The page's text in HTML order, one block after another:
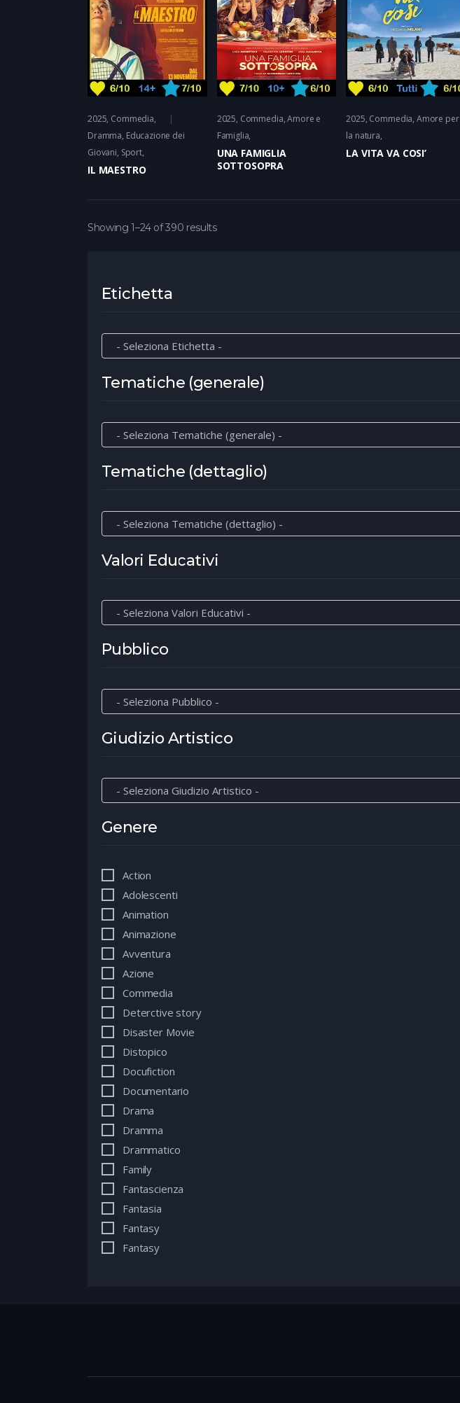
2025 Commedia,
Dramma Educazione dei
Giovani, Sport
IL MAESTRO
2025 Commedia Amore e
Famiglia
UNA FAMIGLIA
SOTTOSOPRA
2025 Commedia Amore per
la natura
LA VITA VA COSI’
Showing 1–24 of 390 results
Etichetta
Tematiche (generale)
Tematiche (dettaglio)
Valori Educativi
Pubblico
Giudizio Artistico
Genere
Action
Adolescenti
Animation
Animazione
Avventura
Azione
Commedia
Deterctive story
Disaster Movie
Distopico
Docufiction
Documentario
Drama
Dramma
Drammatico
Family
Fantascienza
Fantasia
Fantasy
Fantasy